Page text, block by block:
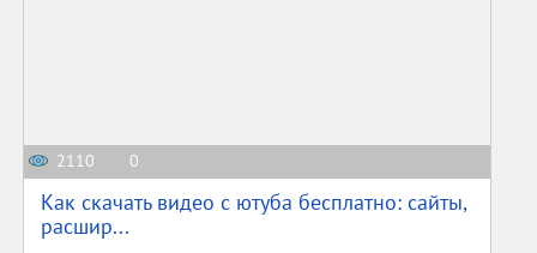
2110 0
Как скачать видео с ютуба бесплатно: сайты,
расшир...